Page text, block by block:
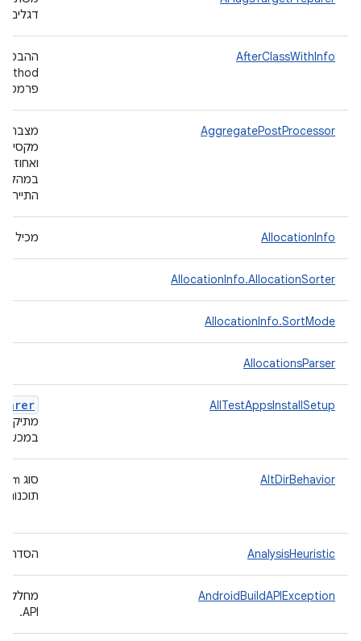
דגלים
AfterClassWithInfo
פרמטר
AggregatePostProcessor
מצבר
במהלך
AllocationInfo מכיל
AllocationInfo.AllocationSorter
AllocationInfo.SortMode
AllocationsParser
AllTestAppsInstallSetup
AltDirBehavior
AnalysisHeuristic הסדר
AndroidBuildAPIException
API.